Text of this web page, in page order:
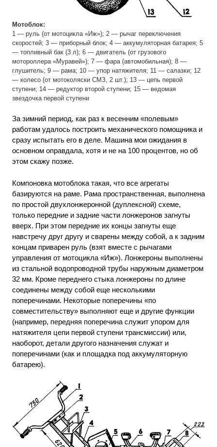
Мотоблок:
1 — руль (от мотоцикла «Иж»); 2 — рычаг переключения
скоростей; 3 — приборный блок; 4 — аккумуляторная батарея; 5
— топливный бак (3 л); 6 — двигатель (от грузового
мотороллера «Муравей»); 7 — фара (автомобильная); 8 —
глушитель; 9 — рама; 10 — упор натяжителя; 11 — салазки; 12
— колесо (от мотоколяски СМЗ, 2 шт.); 13 — цепь первой
ступени; 14 — редуктор второй ступени; 15 — ведомая
звездочка первой ступени
За зимний период, как раз к весенним «полевым»
работам удалось построить механического помощника и
сразу испытать его в деле. Машина мои ожидания в
основном оправдала, хотя и не на 100 процентов, но об
этом скажу позже.
Компоновка мотоблока такая, что все агрегаты
базируются на раме. Рама пространственная, выполнена
по простой двухлонжеронной (дуплексной) схеме,
только передние и задние части лонжеронов загнуты
вверх. При этом передние их концы загнуты еще
навстречу друг другу и сварены между собой, а к задним
концам приварен руль (взят вместе с рычагами
управления от мотоцикла «Иж»). Лонжероны выполнены
из стальной водопроводной трубы наружным диаметром
32 мм. Кроме переднего стыка лонжероны по длине
соединены между собой еще несколькими
поперечинами. Некоторые поперечины «по
совместительству» выполняют еще и другие функции
(например, передняя поперечина служит упором для
натяжителя цепи первой ступени трансмиссии) или,
наоборот, детали другого назначения служат и
поперечинами (как и площадка под аккумуляторную
батарею).